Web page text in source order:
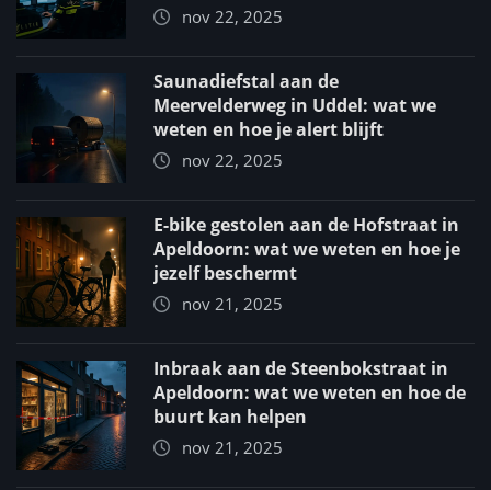
nov 22, 2025
Saunadiefstal aan de
Meervelderweg in Uddel: wat we
weten en hoe je alert blijft
nov 22, 2025
E-bike gestolen aan de Hofstraat in
Apeldoorn: wat we weten en hoe je
jezelf beschermt
nov 21, 2025
Inbraak aan de Steenbokstraat in
Apeldoorn: wat we weten en hoe de
buurt kan helpen
nov 21, 2025